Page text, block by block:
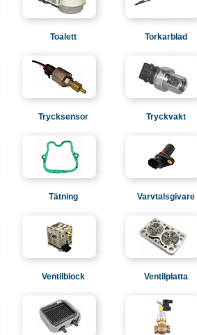
Toalett Torkarblad
Trycksensor Tryckvakt
Tätning Varvtalsgivare
Ventilblock Ventilplatta